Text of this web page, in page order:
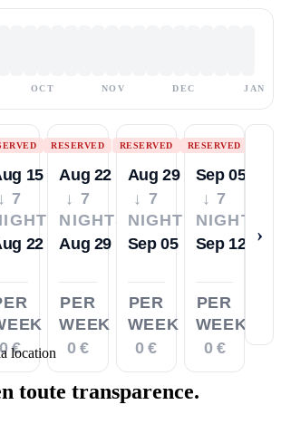
OCT NOV DEC JAN
15
↓ 7
22
0 €
RESERVED
Aug 22
↓ 7
NIGHTS
Aug 29
PER
WEEK
0 €
RESERVED
Aug 29
↓ 7
NIGHTS
Sep 05
PER
WEEK
0 €
RESERVED
Sep 05
↓ 7
NIGHTS
Sep 12
PER
WEEK
0 €
›
location
toute transparence.